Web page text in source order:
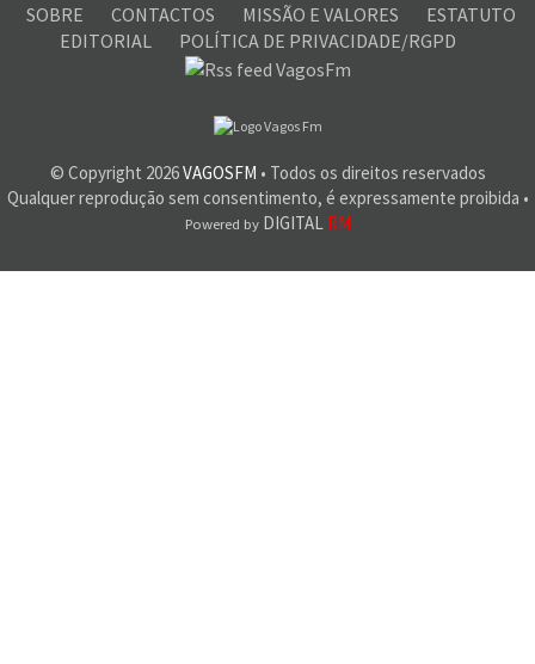
SOBRE CONTACTOS MISSÃO E VALORES
ESTATUTO
EDITORIAL
POLÍTICA DE PRIVACIDADE/RGPD
© Copyright 2026VAGOSFM • Todos os direitos reservados
Qualquer reprodução sem consentimento, é expressamente proibida •
Powered byDIGITAL RM